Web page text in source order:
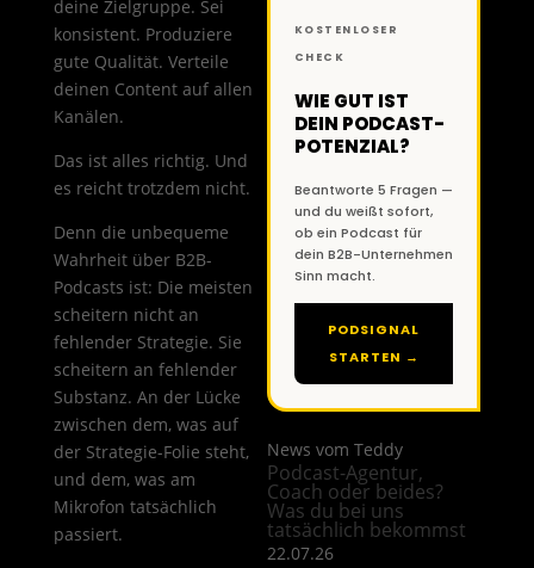
deine Zielgruppe. Sei
konsistent. Produziere
gute Qualität. Verteile
deinen Content auf allen
Kanälen.
Das ist alles richtig. Und
es reicht trotzdem nicht.
Denn die unbequeme
Wahrheit über B2B-
Podcasts ist: Die meisten
scheitern nicht an
fehlender Strategie. Sie
scheitern an fehlender
Substanz. An der Lücke
zwischen dem, was auf
der Strategie-Folie steht,
und dem, was am
Mikrofon tatsächlich
passiert.
KOSTENLOSER
CHECK
WIE GUT IST
DEIN PODCAST-
POTENZIAL?
Beantworte 5 Fragen —
und du weißt sofort,
ob ein Podcast für
dein B2B-Unternehmen
Sinn macht.
PODSIGNAL
STARTEN →
News vom Teddy
Podcast-Agentur,
Coach oder beides?
Was du bei uns
tatsächlich bekommst
22.07.26